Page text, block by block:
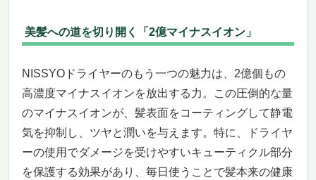
美髪への道を切り開く「2億マイナスイオン」
NISSYOドライヤーのもう一つの魅力は、2億個もの
高濃度マイナスイオンを放出する力。この圧倒的な量
のマイナスイオンが、髪表面をコーティングして静電
気を抑制し、ツヤと潤いを与えます。特に、ドライヤ
ーの使用でダメージを受けやすいキューティクル部分
を保護する効果があり、毎日使うことで髪本来の健康